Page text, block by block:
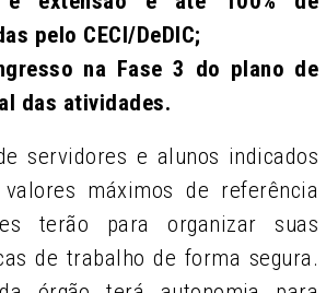
pelo CECI/DeDIC;
na Fase 3 do plano de
das atividades.
servidores e alunos indicados
máximos de referência
terão para organizar suas
de trabalho de forma segura.